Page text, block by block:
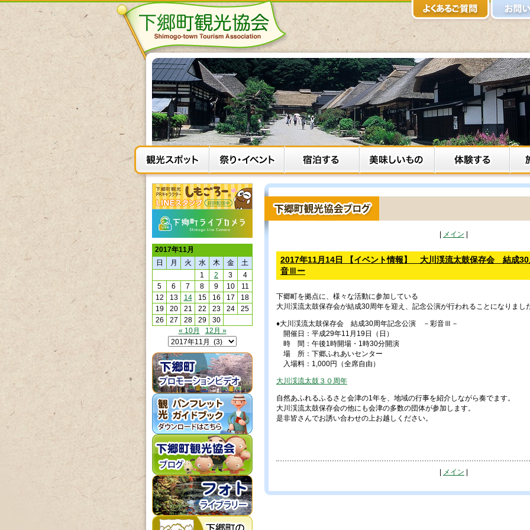
メイン
2017年11月14日 【イベント情報】 大川渓流太鼓保存会 結
音Ⅲー
下郷町を拠点に、様々な活動に参加している
大川渓流太鼓保存会が結成30周年を迎え、記念公演が行われることになりまし
♦大川渓流太鼓保存会 結成30周年記念公演 －彩音Ⅲ－
開催日：平成29年11月19日（日）
時 間：午後1時開場・1時30分開演
場 所：下郷ふれあいセンター
入場料：1,000円（全席自由）
大川渓流太鼓３０周年
自然あふれるふるさと会津の1年を、地域の行事を紹介しながら奏でます。
大川渓流太鼓保存会の他にも会津の多数の団体が参加します。
是非皆さんでお誘い合わせの上お越しください。
メイン
2017年11月
日
月 火 水 木 金
土
1
2 3
4
5
6 7 8 9 10
11
12
13 14 15 16 17
18
19
20 21 22 23 24
25
26
27 28 29
30
« 10月
12月 »